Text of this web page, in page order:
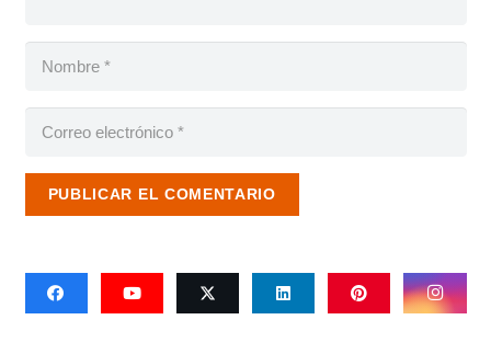
PUBLICAR EL COMENTARIO